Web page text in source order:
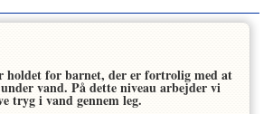
holdet for barnet, der er fortrolig med at
vand. På dette niveau arbejder vi
tryg i vand gennem leg.